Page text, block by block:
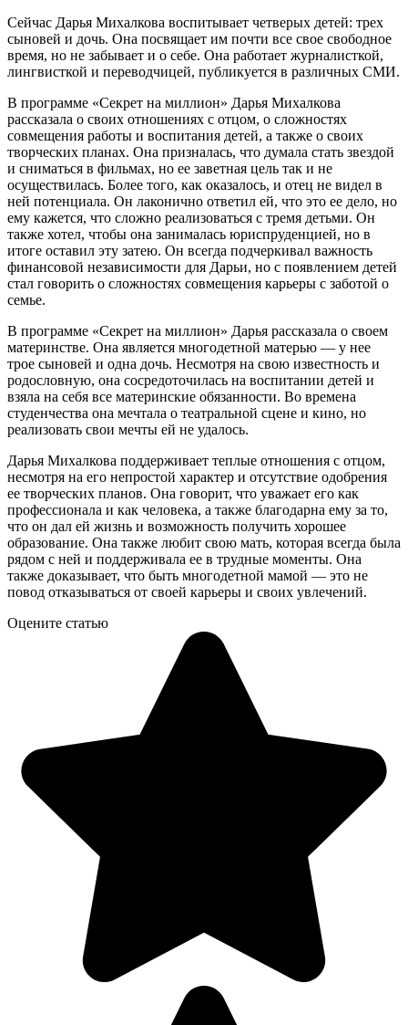
Сейчас Дарья Михалкова воспитывает четверых детей: трех
сыновей и дочь. Она посвящает им почти все свое свободное
время, но не забывает и о себе. Она работает журналисткой,
лингвисткой и переводчицей, публикуется в различных СМИ.
В программе «Секрет на миллион» Дарья Михалкова
рассказала о своих отношениях с отцом, о сложностях
совмещения работы и воспитания детей, а также о своих
творческих планах. Она призналась, что думала стать звездой
и сниматься в фильмах, но ее заветная цель так и не
осуществилась. Более того, как оказалось, и отец не видел в
ней потенциала. Он лаконично ответил ей, что это ее дело, но
ему кажется, что сложно реализоваться с тремя детьми. Он
также хотел, чтобы она занималась юриспруденцией, но в
итоге оставил эту затею. Он всегда подчеркивал важность
финансовой независимости для Дарьи, но с появлением детей
стал говорить о сложностях совмещения карьеры с заботой о
семье.
В программе «Секрет на миллион» Дарья рассказала о своем
материнстве. Она является многодетной матерью — у нее
трое сыновей и одна дочь. Несмотря на свою известность и
родословную, она сосредоточилась на воспитании детей и
взяла на себя все материнские обязанности. Во времена
студенчества она мечтала о театральной сцене и кино, но
реализовать свои мечты ей не удалось.
Дарья Михалкова поддерживает теплые отношения с отцом,
несмотря на его непростой характер и отсутствие одобрения
ее творческих планов. Она говорит, что уважает его как
профессионала и как человека, а также благодарна ему за то,
что он дал ей жизнь и возможность получить хорошее
образование. Она также любит свою мать, которая всегда была
рядом с ней и поддерживала ее в трудные моменты. Она
также доказывает, что быть многодетной мамой — это не
повод отказываться от своей карьеры и своих увлечений.
Оцените статью